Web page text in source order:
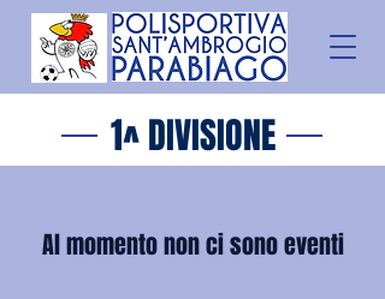
1^ DIVISIONE
Al momento non ci sono eventi